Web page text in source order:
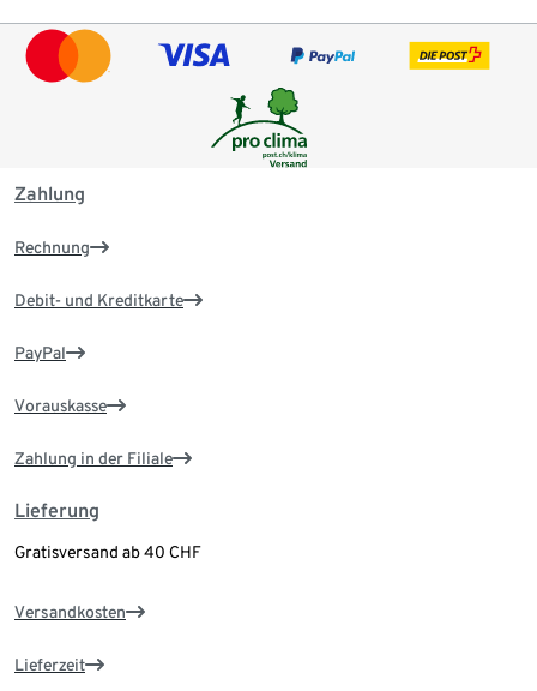
Zahlung
Rechnung
Debit- und Kreditkarte
PayPal
Vorauskasse
Zahlung in der Filiale
Lieferung
Gratisversand ab 40 CHF
Versandkosten
Lieferzeit